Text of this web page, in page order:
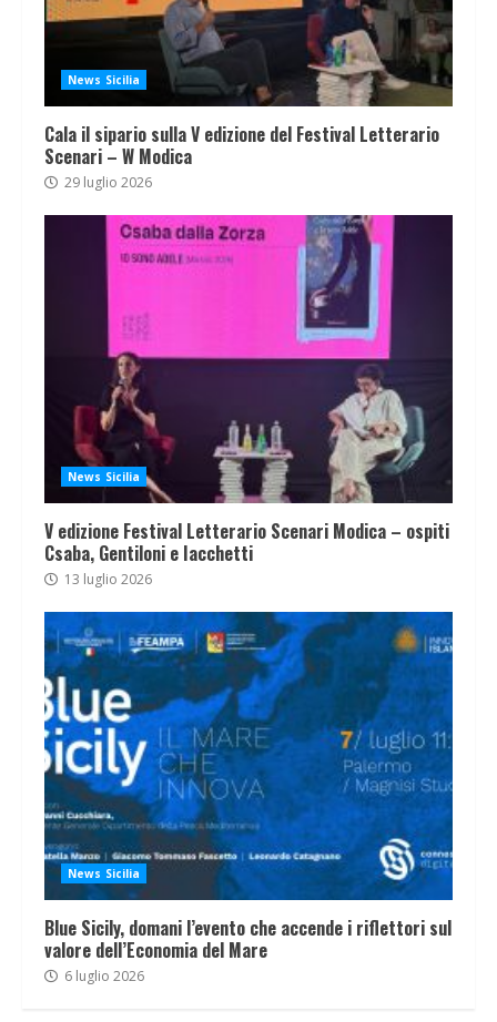
News Sicilia
Cala il sipario sulla V edizione del Festival Letterario
Scenari – W Modica
29 luglio 2026
News Sicilia
V edizione Festival Letterario Scenari Modica – ospiti
Csaba, Gentiloni e Iacchetti
13 luglio 2026
News Sicilia
Blue Sicily, domani l’evento che accende i riflettori sul
valore dell’Economia del Mare
6 luglio 2026